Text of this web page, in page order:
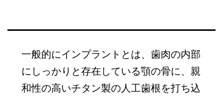
プ
一般的にインプラントとは、歯肉の内部
にしっかりと存在している顎の骨に、親
和性の高いチタン製の人工歯根を打ち込